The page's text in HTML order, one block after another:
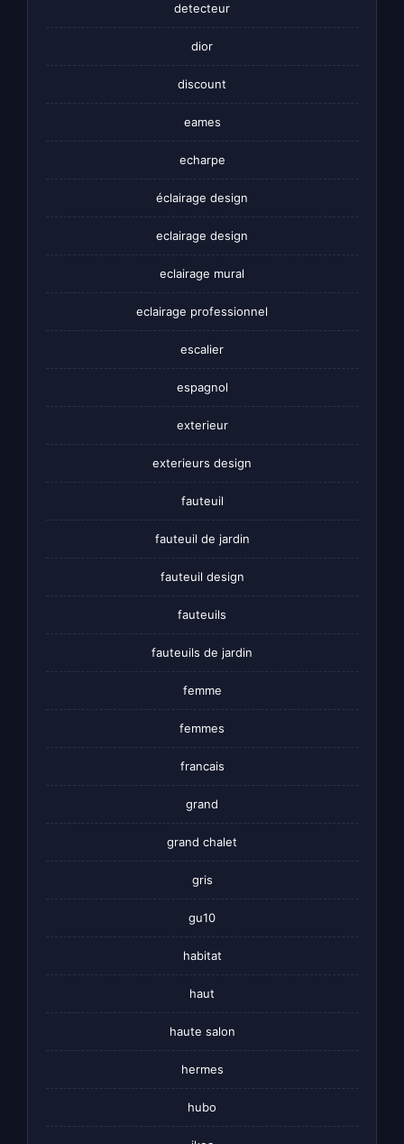
detecteur
dior
discount
eames
echarpe
éclairage design
eclairage design
eclairage mural
eclairage professionnel
escalier
espagnol
exterieur
exterieurs design
fauteuil
fauteuil de jardin
fauteuil design
fauteuils
fauteuils de jardin
femme
femmes
francais
grand
grand chalet
gris
gu10
habitat
haut
haute salon
hermes
hubo